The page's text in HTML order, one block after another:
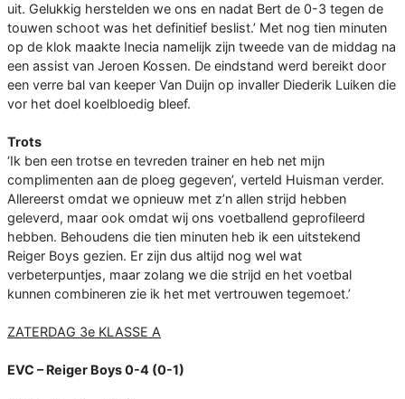
uit. Gelukkig herstelden we ons en nadat Bert de 0-3 tegen de
touwen schoot was het definitief beslist.’ Met nog tien minuten
op de klok maakte Inecia namelijk zijn tweede van de middag na
een assist van Jeroen Kossen. De eindstand werd bereikt door
een verre bal van keeper Van Duijn op invaller Diederik Luiken die
vor het doel koelbloedig bleef.
Trots
‘Ik ben een trotse en tevreden trainer en heb net mijn
complimenten aan de ploeg gegeven’, verteld Huisman verder.
Allereerst omdat we opnieuw met z’n allen strijd hebben
geleverd, maar ook omdat wij ons voetballend geprofileerd
hebben. Behoudens die tien minuten heb ik een uitstekend
Reiger Boys gezien. Er zijn dus altijd nog wel wat
verbeterpuntjes, maar zolang we die strijd en het voetbal
kunnen combineren zie ik het met vertrouwen tegemoet.’
ZATERDAG 3e KLASSE A
EVC – Reiger Boys 0-4 (0-1)